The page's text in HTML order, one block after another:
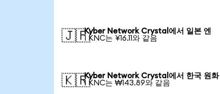
🇯🇵Kyber Network Crystal에서 일본 엔
1 KNC는 ¥16.11와 같음
🇰🇷Kyber Network Crystal에서 한국 원화
1 KNC는 ₩143.89와 같음